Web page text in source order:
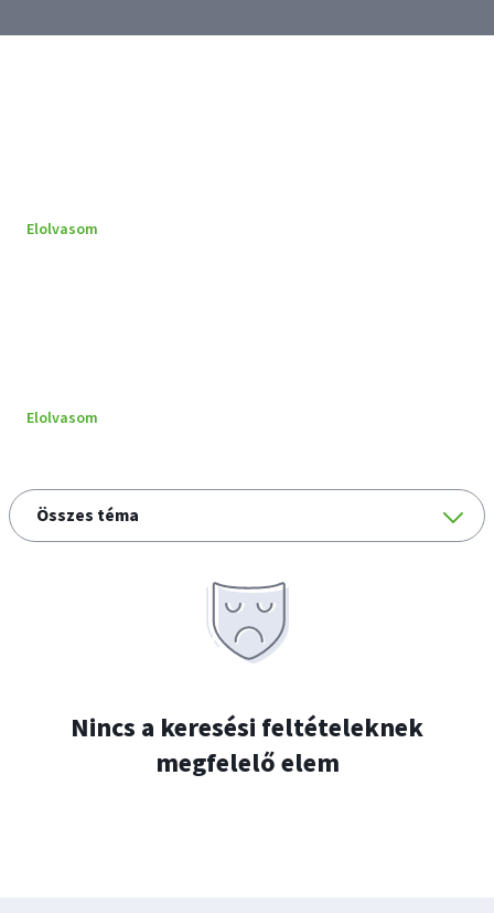
Elolvasom
Elolvasom
További
híreink
Témák
Nincs a keresési feltételeknek
megfelelő elem